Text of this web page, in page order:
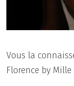
Vous la
Florence by Mille